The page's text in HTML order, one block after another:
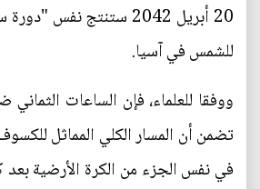
20 أبريل 2042 ستنتج
للشمس في آسيا.
ووفقا للعلماء، فإن الساعات
تضمن أن المسار الكلي المماثل
في نفس الجزء من الكرة الأرضية بعد